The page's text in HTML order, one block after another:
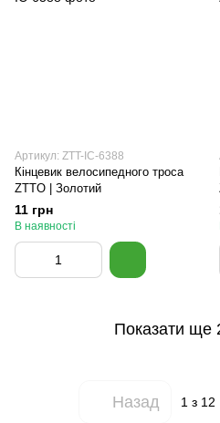
Артикул: ZTT-IC-6388
Кінцевик велосипедного троса
ZTTO | Золотий
11 грн
В наявності
Показати ще
Назад 1 з 12